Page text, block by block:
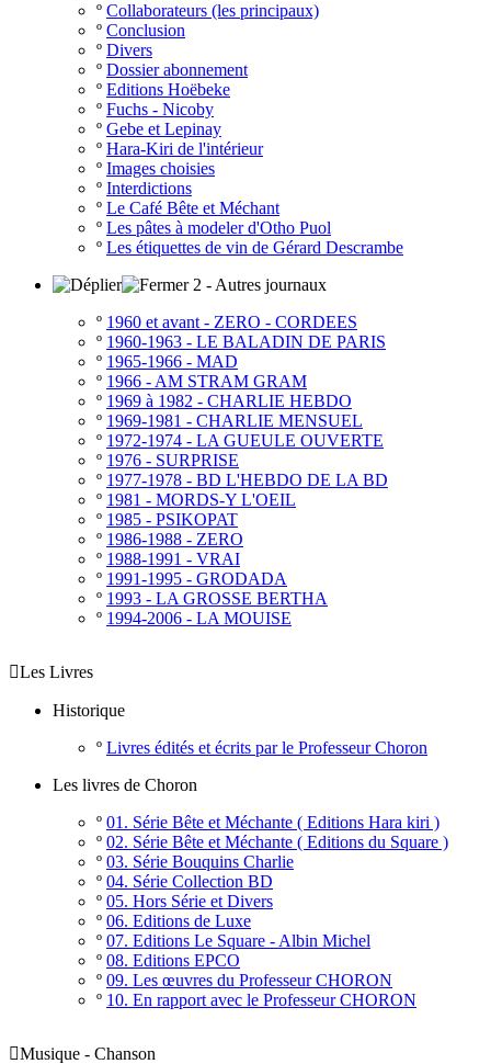
º Collaborateurs (les principaux)
º Conclusion
º Divers
º Dossier abonnement
º Editions Hoëbeke
º Fuchs - Nicoby
º Gebe et Lepinay
º Hara-Kiri de l'intérieur
º Images choisies
º Interdictions
º Le Café Bête et Méchant
º Les pâtes à modeler d'Otho Puol
º Les étiquettes de vin de Gérard Descrambe
2 - Autres journaux
º 1960 et avant - ZERO - CORDEES
º 1960-1963 - LE BALADIN DE PARIS
º 1965-1966 - MAD
º 1966 - AM STRAM GRAM
º 1969 à 1982 - CHARLIE HEBDO
º 1969-1981 - CHARLIE MENSUEL
º 1972-1974 - LA GUEULE OUVERTE
º 1976 - SURPRISE
º 1977-1978 - BD L'HEBDO DE LA BD
º 1981 - MORDS-Y L'OEIL
º 1985 - PSIKOPAT
º 1986-1988 - ZERO
º 1988-1991 - VRAI
º 1991-1995 - GRODADA
º 1993 - LA GROSSE BERTHA
º 1994-2006 - LA MOUISE
Les Livres
Historique
º Livres édités et écrits par le Professeur Choron
Les livres de Choron
º 01. Série Bête et Méchante ( Editions Hara kiri )
º 02. Série Bête et Méchante ( Editions du Square )
º 03. Série Bouquins Charlie
º 04. Série Collection BD
º 05. Hors Série et Divers
º 06. Editions de Luxe
º 07. Editions Le Square - Albin Michel
º 08. Editions EPCO
º 09. Les œuvres du Professeur CHORON
º 10. En rapport avec le Professeur CHORON
Musique - Chanson